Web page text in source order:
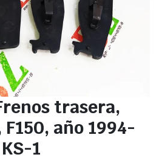
trasera,
año 1994-
1